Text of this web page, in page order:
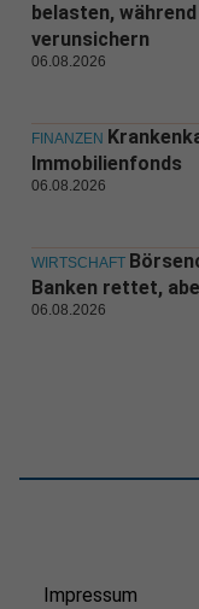
belasten,
verunsichern
06.08.2026
FINANZEN
Immobilienfonds
06.08.2026
WIRTSCHAFT
Banken rettet,
06.08.2026
Impressum